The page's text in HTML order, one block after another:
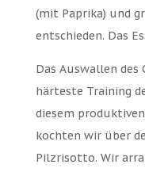
(mit Paprika) und
entschieden. Das
Das Auswallen des
härteste Training
diesem
kochten wir über
Pilzrisotto. Wir